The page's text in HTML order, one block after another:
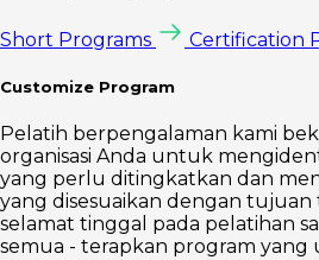
Short Programs Certification
Customize Program
Pelatih berpengalaman kami
organisasi Anda untuk
yang perlu ditingkatkan dan
yang disesuaikan dengan tujuan
selamat tinggal pada pelatihan
semua - terapkan program yang